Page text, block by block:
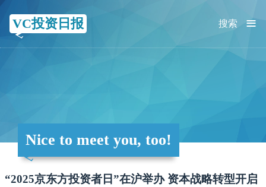
VC投资日报 ≡
搜索
Nice to meet you, too!
“2025京东方投资者日”在沪举办 资本战略转型开启